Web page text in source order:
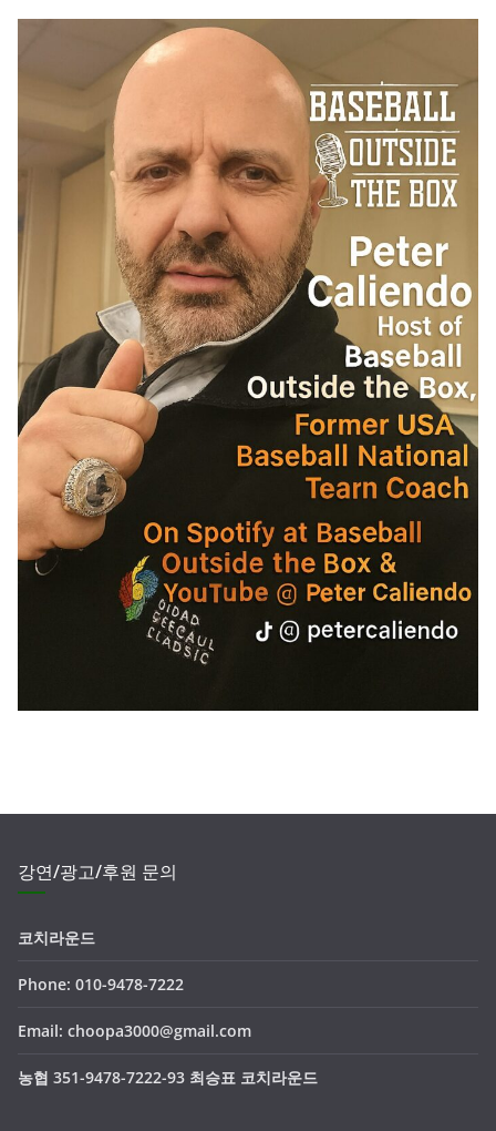
강연/광고/후원 문의
코치라운드
Phone: 010-9478-7222
Email: choopa3000@gmail.com
농협 351-9478-7222-93 최승표 코치라운드